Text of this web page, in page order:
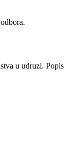
u udruzi. Popis